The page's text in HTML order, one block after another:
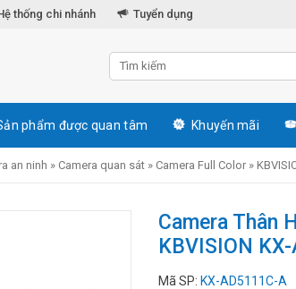
thống chi nhánh Tuyển dụng
phẩm được quan tâm Khuyến mãi
an ninh » Camera quan sát » Camera Full Color »
Camera Thân
KBVISION
Mã SP: KX-AD5111C-A